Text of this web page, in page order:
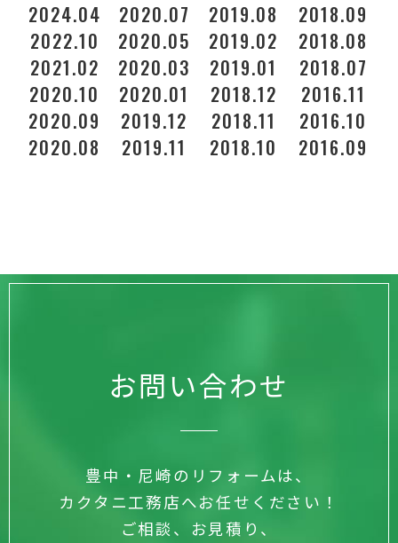
2024.04
2022.10
2021.02
2020.10
2020.09
2020.08
2020.07
2020.05
2020.03
2020.01
2019.12
2019.11
2019.08
2019.02
2019.01
2018.12
2018.11
2018.10
2018.09
2018.08
2018.07
2016.11
2016.10
2016.09
お問い合わせ
豊中・尼崎のリフォームは、
カクタニ工務店へお任せください！
ご相談、お見積り、